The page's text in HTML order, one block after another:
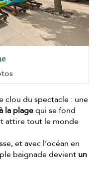
clou du spectacle : une
la plagequi se fond
attire tout le monde
et avec l’océan en
baignade devient un